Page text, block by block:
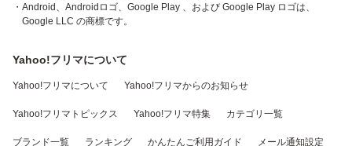
・Android、Androidロゴ、Google Play 、および Google Play ロゴは、
Google LLC の商標です。
Yahoo!フリマについて
Yahoo!フリマについて Yahoo!フリマからのお知らせ
Yahoo!フリマトピックス Yahoo!フリマ特集 カテゴリ一覧
ブランド一覧 ランキング かんたんご利用ガイド メール通知設定